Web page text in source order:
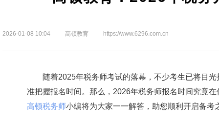
2026-01-08 10:04 高顿教育 https://www.6296.com.cn
随着2025年税务师考试的落幕，不少考生已将目光
准把握报名时间。那么，2026年税务师报名时间究竟
高顿税务师小编将为大家一一解答，助您顺利开启备考